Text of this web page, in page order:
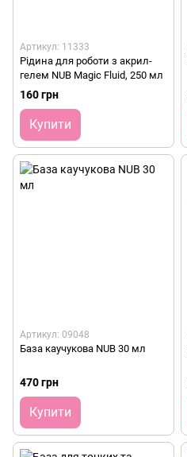
Артикул: 11333
Рідина для роботи з акрил-
гелем NUB Magic Fluid, 250 мл
160 грн
Купити
Артикул: 09048
База каучукова NUB 30 мл
470 грн
Купити